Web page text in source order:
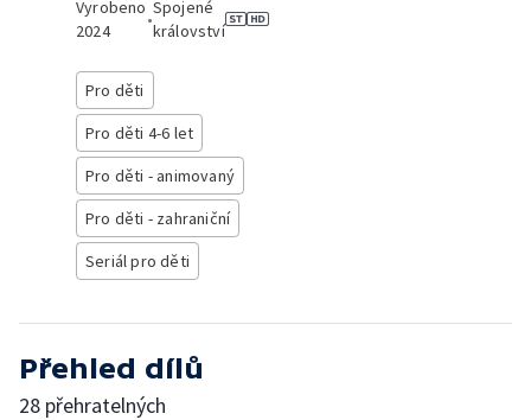
Vyrobeno
2024
•
Spojené
království
Pro děti
Pro děti 4-6 let
Pro děti - animovaný
Pro děti - zahraniční
Seriál pro děti
Přehled dílů
28 přehratelných